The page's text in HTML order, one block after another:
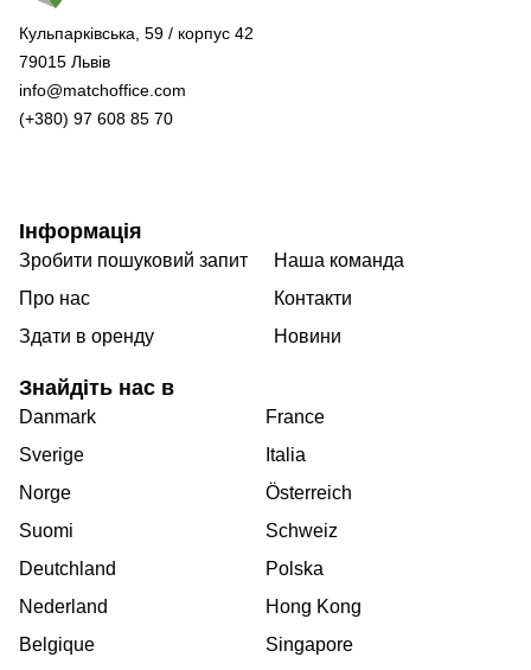
Кульпарківська, 59 / корпус 42
79015 Львів
info@matchoffice.com
(+380) 97 608 85 70
Інформація
Зробити пошуковий запит
Про нас
Здати в оренду
Наша команда
Контакти
Новини
Знайдіть нас в
Danmark
Sverige
Norge
Suomi
Deutchland
Nederland
Belgique
France
Italia
Österreich
Schweiz
Polska
Hong Kong
Singapore